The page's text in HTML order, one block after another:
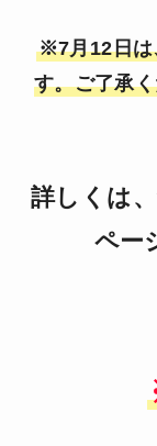
※7月12日は
す。ご了承
詳しくは
ペー